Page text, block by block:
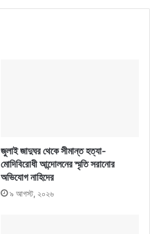
জুলাই জাদুঘর থেকে সীমান্ত হত্যা-
মোদিবিরোধী আন্দোলনের স্মৃতি সরানোর
অভিযোগ নাহিদের
৯ আগস্ট, ২০২৬